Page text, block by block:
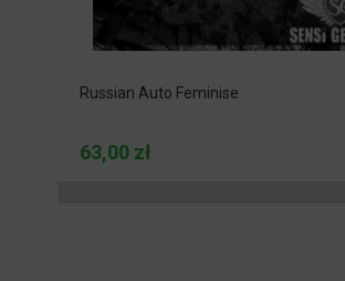
Russian Auto Feminise
63,00 zł